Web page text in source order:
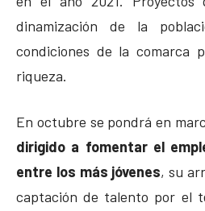
dinamización de la
condiciones de la comarca
riqueza.
En octubre se pondrá en
dirigido a fomentar el
entre los más jóvenes, su
captación de talento por el